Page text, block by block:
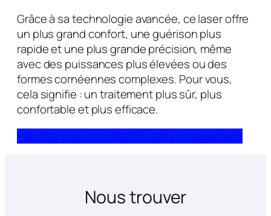
Grâce à sa technologie avancée, ce laser offre
un plus grand confort, une guérison plus
rapide et une plus grande précision, même
avec des puissances plus élevées ou des
formes cornéennes complexes. Pour vous,
cela signifie : un traitement plus sûr, plus
confortable et plus efficace.
Nous trouver